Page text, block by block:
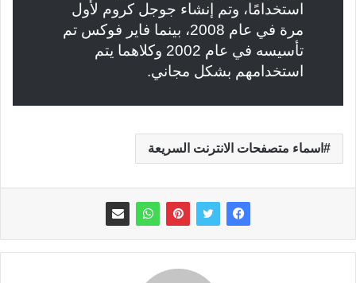
استخدامًا، وتم إنشاء جوجل كروم لأول
مرة في عام 2008، بينما فاير فوكس تم
تأسيسه في عام 2002 وكلاهما يتم
استخدامهم بشكل مجاني.
اسماء متصفحات الانترنت السريعة